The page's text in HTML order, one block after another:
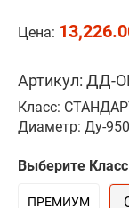
Цена:
Артикул: ДД-
Класс:
Диаметр: Ду-950
Выберите
ПРЕМИУМ